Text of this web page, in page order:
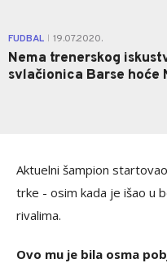
FUDBAL 19.07.2020.
Nema trenerskog
svlačionica Barse hoće
Aktuelni šampion
trke - osim kada je išao u
rivalima.
Ovo mu je bila osma